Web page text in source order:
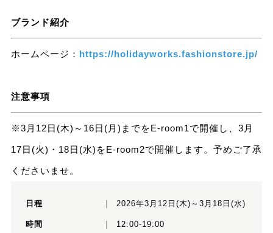
ブランド紹介
ホームページ： https://holidayworks.fashionstore.jp/
注意事項
※3月12日(木)～16日(月)までをE-room1で開催し、3月
17日(火)・18日(水)をE-room2で開催します。予めご了承
くださいませ。
日程 2026年3月12日(木)～3月18日(水)
時間 12:00-19:00